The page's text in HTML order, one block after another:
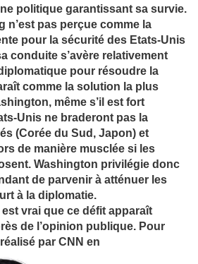
politique garantissant sa survie.
n’est pas perçue comme la
pour la sécurité des Etats-Unis
conduite s’avère relativement
pour résoudre la
comme la solution la plus
même s’il est fort
Unis ne braderont pas la
(Corée du Sud, Japon) et
de manière musclée si les
Washington privilégie donc
de parvenir à atténuer les
à la diplomatie.
est vrai que ce défit apparaît
de l’opinion publique. Pour
par CNN en